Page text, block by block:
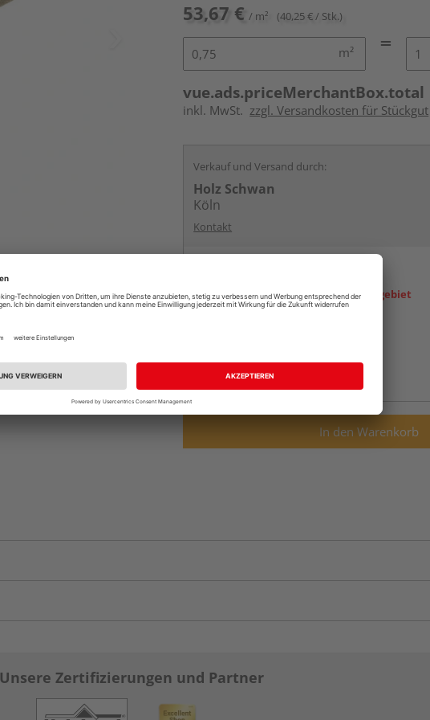
53,67 € / m² (40,25 € / Stk.)
m²
vue.ads.priceMerchantBox.total
inkl. MwSt. zzgl. Versandkosten für Stückgut
Verkauf und Versand durch:
Holz Schwan
Köln
Kontakt
Ihr Standort ist nicht im Liefergebiet
Auf Lager:Abholung möglich
In den Warenkorb
Unsere Zertifizierungen und Partner